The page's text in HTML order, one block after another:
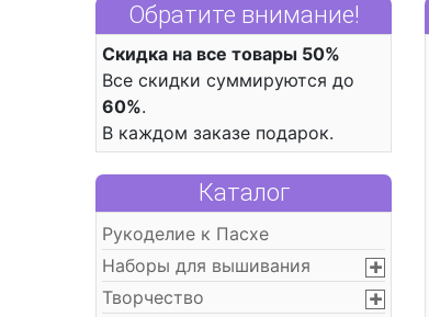
Обратите внимание!
Скидка на все товары 50%
Все скидки суммируются до
60%.
В каждом заказе подарок.
Каталог
Рукоделие к Пасхе
Наборы для вышивания
Творчество